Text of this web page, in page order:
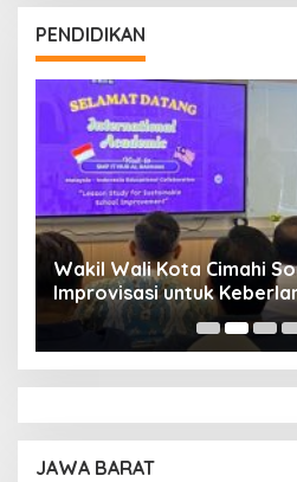
PENDIDIKAN
Wakil Wali Kota Cimahi
Improvisasi untuk
Pendidikan
JAWA BARAT